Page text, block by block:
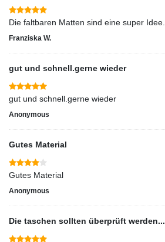
Die faltbaren Matten sind eine super Idee.
Franziska W.
gut und schnell.gerne wieder
gut und schnell.gerne wieder
Anonymous
Gutes Material
Gutes Material
Anonymous
Die taschen sollten überprüft werden...